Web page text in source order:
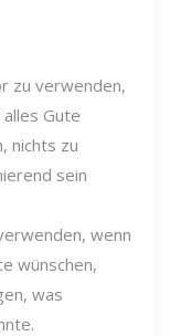
wenn
wünschen,
was